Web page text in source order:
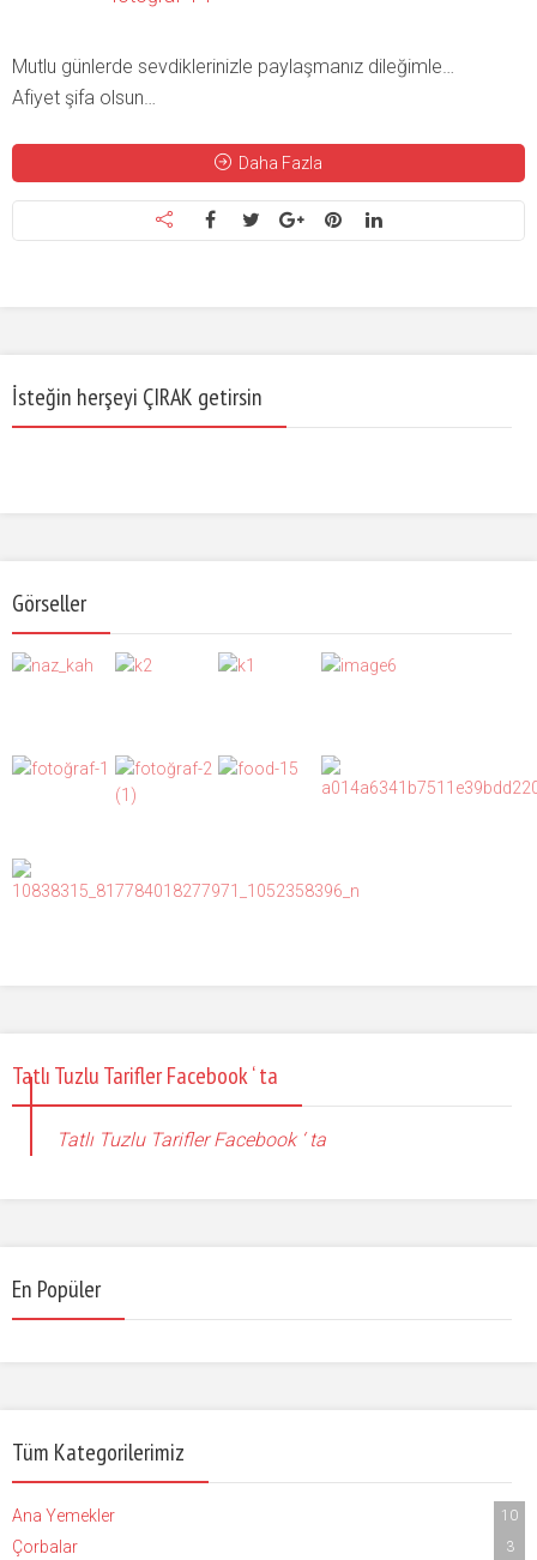
Mutlu günlerde sevdiklerinizle paylaşmanız dileğimle…
Afiyet şifa olsun…
Daha Fazla
İsteğin herşeyi ÇIRAK getirsin
Görseller
Tatlı Tuzlu Tarifler Facebook ‘ ta
Tatlı Tuzlu Tarifler Facebook ‘ ta
En Popüler
Tüm Kategorilerimiz
Ana Yemekler 10
Çorbalar 3